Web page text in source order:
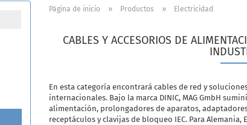
Página de inicio » Productos » Electricidad
CABLES Y ACCESORIOS DE
En esta categoría encontrará cables de red y
internacionales. Bajo la marca DINIC, MAG GmbH
alimentación, prolongadores de aparatos,
receptáculos y clavijas de bloqueo IEC. Para